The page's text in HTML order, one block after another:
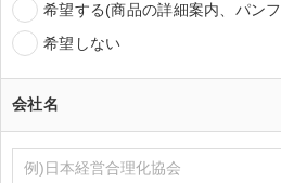
希望する(商品の詳細案内、パン
希望しない
会社名